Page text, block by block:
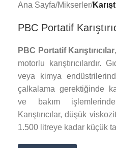
Ana Sayfa Mikserler
PBC Portatif
PBC Portatif Karıştırıcılar
motorlu karıştırıcılardır.
veya kimya
çalkalama gerektiğinde
ve bakım
Karıştırıcılar, düşük
1.500 litreye kadar küçük